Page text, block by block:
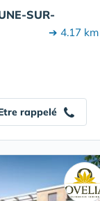
SUR-
➔ 4.17 km
rappelé